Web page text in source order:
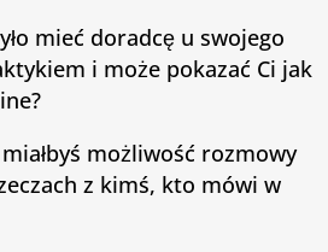
mieć doradcę u swojego
i może pokazać Ci jak
możliwość rozmowy
z kimś, kto mówi w